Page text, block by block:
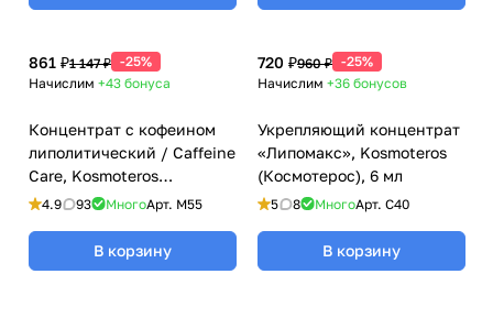
861 ₽1 147 ₽ -25%
Начислим +43 бонуса
Концентрат с кофеином
липолитический / Caffeine
Care, Kosmoteros
(Космотерос), 6 мл
4.9 93 МногоАрт. M55
В корзину
720 ₽960 ₽ -25%
Начислим +36 бонусов
Укрепляющий концентрат
«Липомакс», Kosmoteros
(Космотерос), 6 мл
5 8 МногоАрт. C40
В корзину